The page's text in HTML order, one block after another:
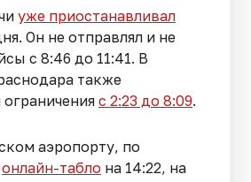
уже приостанавливал
Он не отправлял и не
с 8:46 до 11:41. В
также
с 2:23 до 8:09.
аэропорту, по
онлайн-табло на 14:22, на